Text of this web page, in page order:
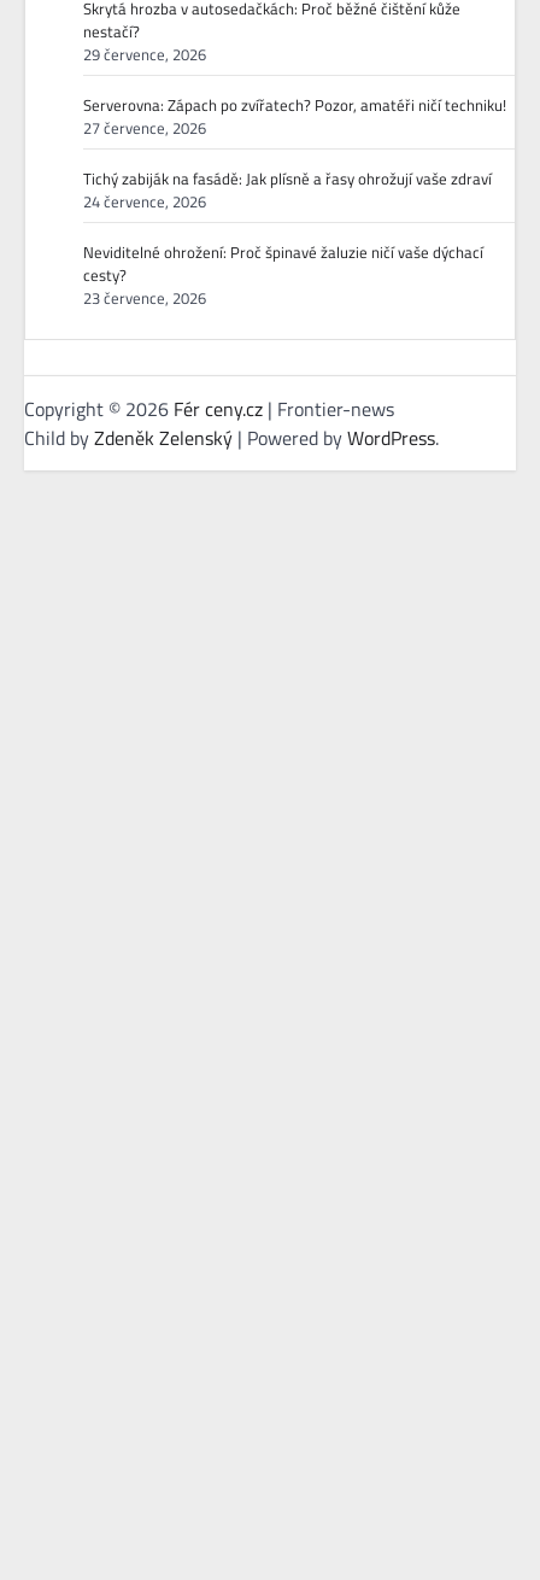
Skrytá hrozba v autosedačkách: Proč běžné čištění kůže
nestačí?
29 července, 2026
Serverovna: Zápach po zvířatech? Pozor, amatéři ničí techniku!
27 července, 2026
Tichý zabiják na fasádě: Jak plísně a řasy ohrožují vaše zdraví
24 července, 2026
Neviditelné ohrožení: Proč špinavé žaluzie ničí vaše dýchací
cesty?
23 července, 2026
Copyright © 2026 Fér ceny.cz | Frontier-news
Child byZdeněk Zelenský | Powered byWordPress.